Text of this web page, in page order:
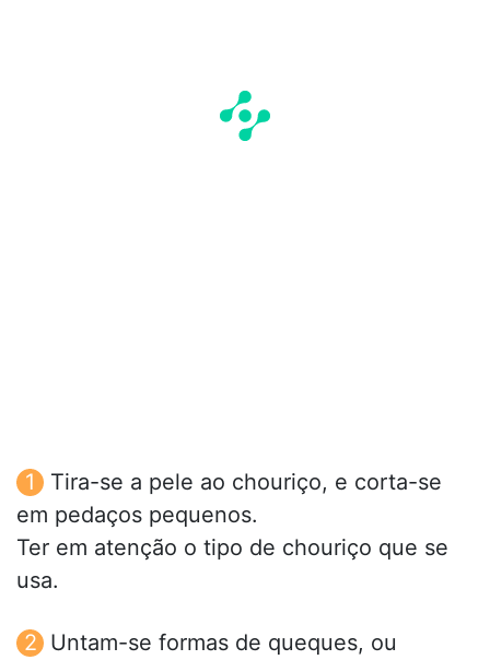
Tira-se a pele ao chouriço, e corta-se
em pedaços pequenos.
Ter em atenção o tipo de chouriço que se
usa.
Untam-se formas de queques, ou